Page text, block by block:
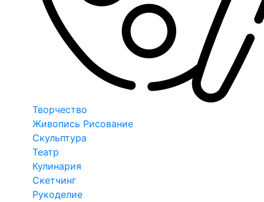
Творчество
Живопись Рисование
Скульптура
Театр
Кулинария
Скетчинг
Рукоделие